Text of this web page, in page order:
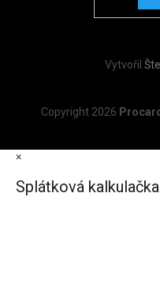
Vytvořil
Copyright 2026
×
Splátková